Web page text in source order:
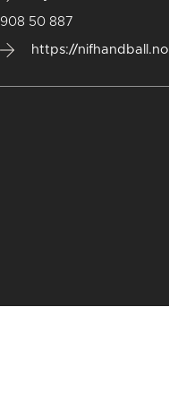
908 50 887
https://nifhandball.no